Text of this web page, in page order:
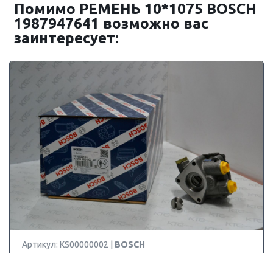
Помимо РЕМЕНЬ 10*1075 BOSCH
1987947641 возможно вас
заинтересует:
Артикул: KS00000002 | BOSCH